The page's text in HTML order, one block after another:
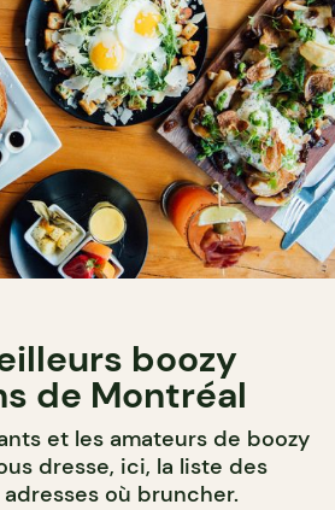
boozy
de Montréal
et les amateurs de boozy
dresse, ici, la liste des
où bruncher.